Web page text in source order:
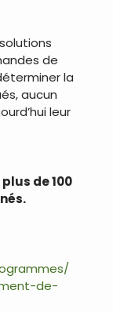
de
la
aucun
leur
de 100
de-